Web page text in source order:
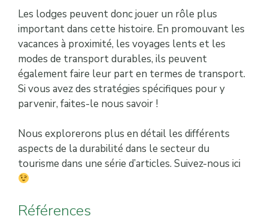
Les lodges peuvent donc jouer un rôle plus
important dans cette histoire. En promouvant les
vacances à proximité, les voyages lents et les
modes de transport durables, ils peuvent
également faire leur part en termes de transport.
Si vous avez des stratégies spécifiques pour y
parvenir, faites-le nous savoir !
Nous explorerons plus en détail les différents
aspects de la durabilité dans le secteur du
tourisme dans une série d’articles. Suivez-nous ici
Références